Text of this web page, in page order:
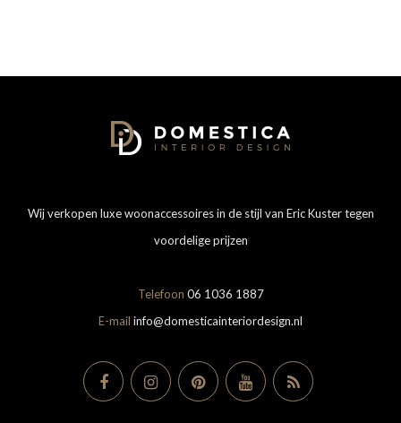
Wij verkopen luxe woonaccessoires in de stijl van Eric Kuster tegen
voordelige prijzen
Telefoon 06 1036 1887
E-mail info@domesticainteriordesign.nl